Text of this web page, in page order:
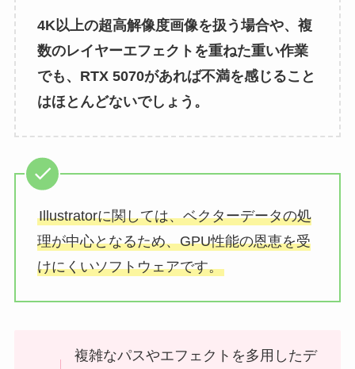
4K以上の超高解像度画像を扱う場合や、複
数のレイヤーエフェクトを重ねた重い作業
でも、RTX 5070があれば不満を感じること
はほとんどないでしょう。
Illustratorに関しては、ベクターデータの処
理が中心となるため、GPU性能の恩恵を受
けにくいソフトウェアです。
複雑なパスやエフェクトを多用したデ